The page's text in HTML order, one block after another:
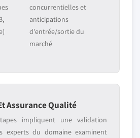
concurrentielles et
anticipations
d'entrée/sortie du
marché
Assurance Qualité
impliquent une validation
experts du domaine examinent